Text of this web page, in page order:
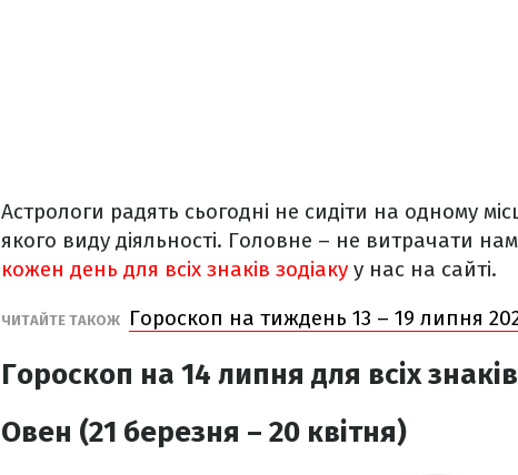
Астрологи радять сьогодні не сидіти на одному
якого виду діяльності. Головне – не витрачати
кожен день для всіх знаків зодіаку у нас на сайті.
ЧИТАЙТЕ ТАКОЖ Гороскоп на тиждень 13 – 19 липня
Гороскоп на 14 липня для всіх
Овен (21 березня – 20 квітня)